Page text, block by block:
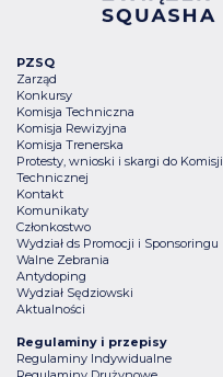
PZSQ
Zarząd
Konkursy
Komisja Techniczna
Komisja Rewizyjna
Komisja Trenerska
Protesty, wnioski i skargi do Komisji
Technicznej
Kontakt
Komunikaty
Członkostwo
Wydział ds Promocji i Sponsoringu
Walne Zebrania
Antydoping
Wydział Sędziowski
Aktualności
Regulaminy i przepisy
Regulaminy Indywidualne